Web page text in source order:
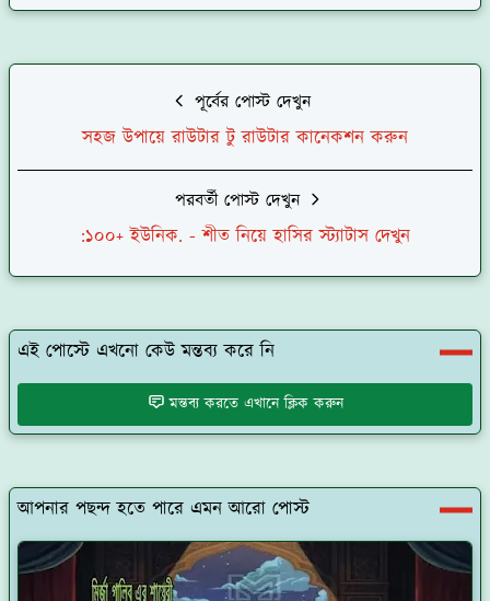
পূর্বের পোস্ট দেখুন
সহজ উপায়ে রাউটার টু রাউটার কানেকশন করুন
পরবর্তী পোস্ট দেখুন
:১০০+ ইউনিক. - শীত নিয়ে হাসির স্ট্যাটাস দেখুন
এই পোস্টে এখনো কেউ মন্তব্য করে নি
মন্তব্য করতে এখানে ক্লিক করুন
আপনার পছন্দ হতে পারে এমন আরো পোস্ট